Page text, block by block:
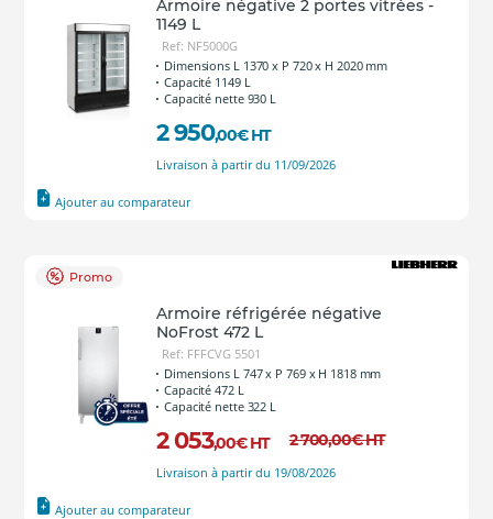
Armoire négative 2 portes vitrées -
1149 L
Ref: NF5000G
Dimensions L 1370 x P 720 x H 2020 mm
Capacité 1149 L
Capacité nette 930 L
2 950,00€ HT
Livraison à partir du 11/09/2026
Ajouter au comparateur
Promo
Armoire réfrigérée négative
NoFrost 472 L
Ref: FFFCVG 5501
Dimensions L 747 x P 769 x H 1818 mm
Capacité 472 L
Capacité nette 322 L
2 053,00€ HT 2 700,00€HT
Livraison à partir du 19/08/2026
Ajouter au comparateur